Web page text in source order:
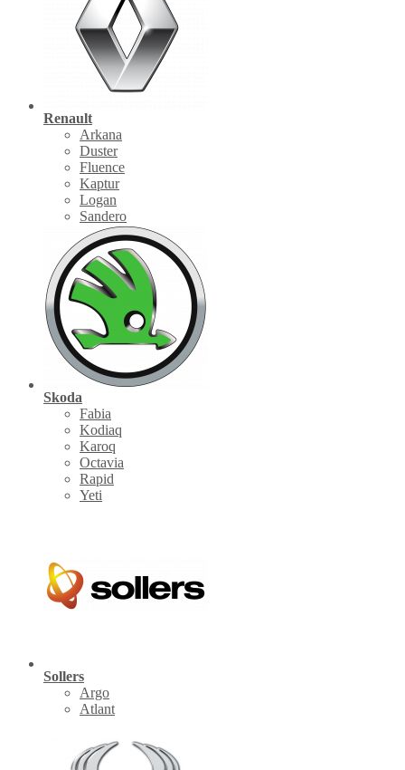
Renault
Arkana
Duster
Fluence
Kaptur
Logan
Sandero
Skoda
Fabia
Kodiaq
Karoq
Octavia
Rapid
Yeti
Sollers
Argo
Atlant